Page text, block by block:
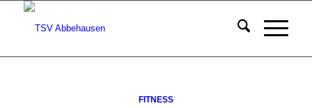
FITNESS